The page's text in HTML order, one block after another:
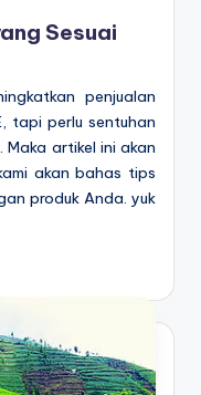
Sesuai
penjualan
tapi perlu sentuhan
artikel ini akan
akan bahas tips
produk Anda. yuk